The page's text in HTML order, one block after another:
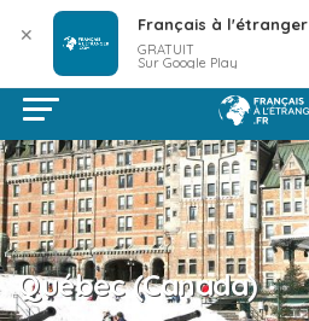
Québec (Canada)
✕ Français à l'étranger
GRATUIT
Sur Google Play